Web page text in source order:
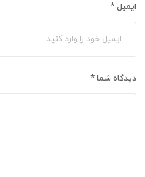
ایمیل *
دیدگاه شما *